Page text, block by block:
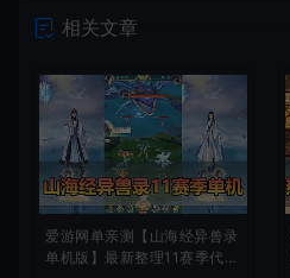
相关文章
爱游网单亲测【山海经异兽录
单机版】最新整理11赛季代金